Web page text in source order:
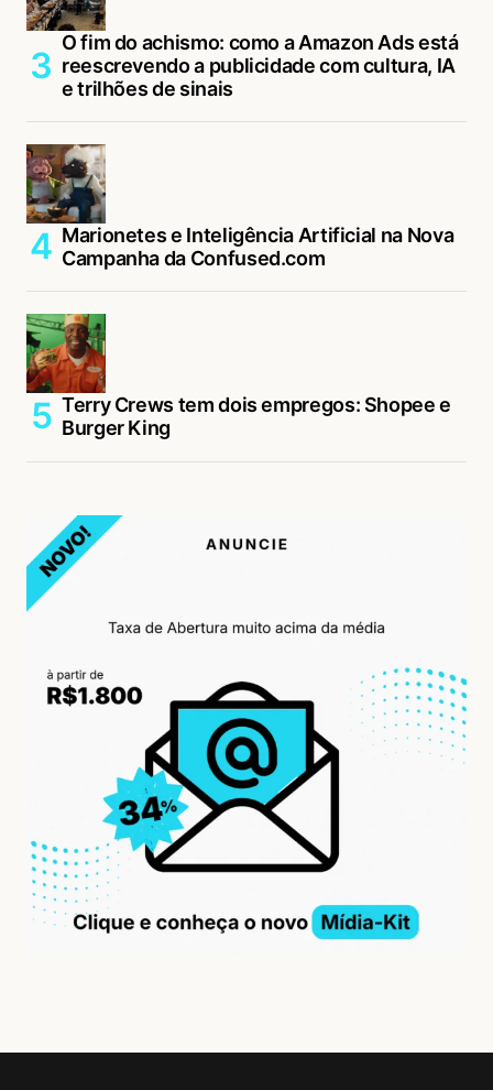
O fim do achismo: como a Amazon Ads está
reescrevendo a publicidade com cultura, IA
e trilhões de sinais
Marionetes e Inteligência Artificial na Nova
Campanha da Confused.com
Terry Crews tem dois empregos: Shopee e
Burger King